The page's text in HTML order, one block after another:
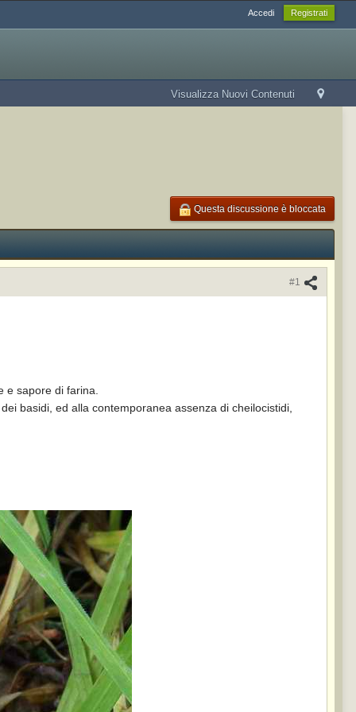
Accedi Registrati
Visualizza Nuovi Contenuti
Questa discussione è bloccata
#1
e sapore di farina.
basidi, ed alla contemporanea assenza di cheilocistidi,